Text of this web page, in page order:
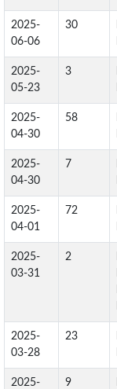
2025-
06-06
30
2025-
05-23
3
2025-
04-30
58
2025-
04-30
7
2025-
04-01
72
2025-
03-31
2
2025-
03-28
23
2025-
9